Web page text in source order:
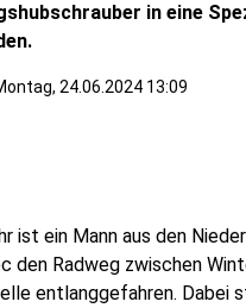
in eine
24.06.2024 13:09
ist ein Mann aus den
den Radweg zwischen
entlanggefahren. Dabei